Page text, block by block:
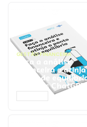
GESTÃO FINANCEIRA
Faça a análise
financeira e atinja
ponto de
Prompts ChatGPT